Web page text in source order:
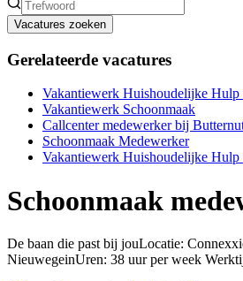
Vacatures zoeken
Gerelateerde vacatures
Vakantiewerk Huishoudelijke
Vakantiewerk Schoonmaak
Callcenter medewerker bij
Schoonmaak Medewerker
Vakantiewerk Huishoudelijke
Schoonmaak
De baan die past bij jouLocatie:
NieuwegeinUren: 38 uur per week